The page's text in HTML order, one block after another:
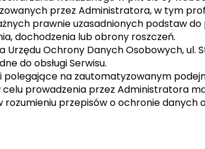
przez Administratora, w tym
prawnie uzasadnionych podstaw
dochodzenia lub obrony roszczeń.
Ochrony Danych Osobowych, ul.
do obsługi Serwisu.
na zautomatyzowanym
prowadzenia przez Administratora
przepisów o ochronie danych